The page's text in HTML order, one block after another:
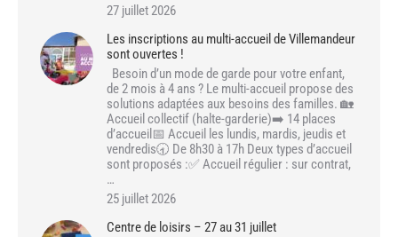
27 juillet 2026
Les inscriptions au multi-accueil de Villemandeur
sont ouvertes !
Besoin d’un mode de garde pour votre enfant,
de 2 mois à 4 ans ? Le multi-accueil propose des
solutions adaptées aux besoins des familles. 🏡
Accueil collectif (halte-garderie)➡️ 14 places
d’accueil📅 Accueil les lundis, mardis, jeudis et
vendredis🕣 De 8h30 à 17h Deux types d’accueil
sont proposés :✅ Accueil régulier : sur contrat,
…
25 juillet 2026
Centre de loisirs – 27 au 31 juillet